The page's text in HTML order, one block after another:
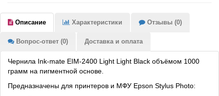
Описание Характеристики Отзывы (0)
Вопрос-ответ (0) Доставка и оплата
Чернила Ink-mate EIM-2400 Light Light Black объёмом 1000
грамм на пигментной основе.
Предназначены для принтеров и МФУ Epson Stylus Photo: